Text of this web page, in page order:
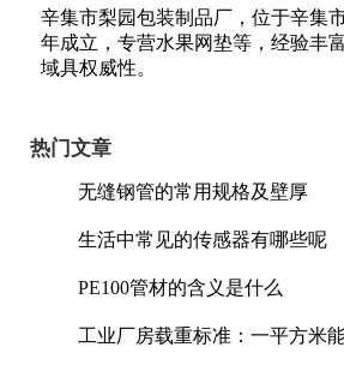
辛集市梨园包装制品厂，位于辛集
年成立，专营水果网垫等，经验丰
域具权威性。
热门文章
无缝钢管的常用规格及壁厚
生活中常见的传感器有哪些呢
PE100管材的含义是什么
工业厂房载重标准：一平方米